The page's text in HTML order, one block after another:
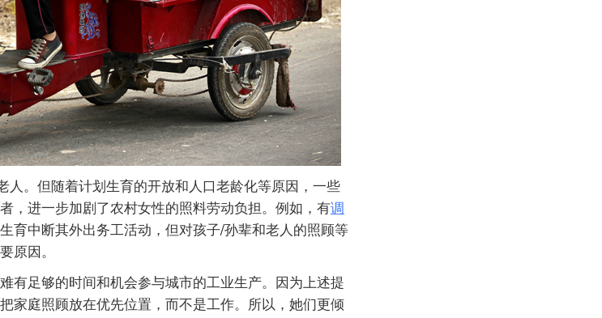
人。但随着计划生育的开放和人口老龄化等原因，一些
，进一步加剧了农村女性的照料劳动负担。例如，有调
育中断其外出务工活动，但对孩子/孙辈和老人的照顾等
原因。
有足够的时间和机会参与城市的工业生产。因为上述提
家庭照顾放在优先位置，而不是工作。所以，她们更倾